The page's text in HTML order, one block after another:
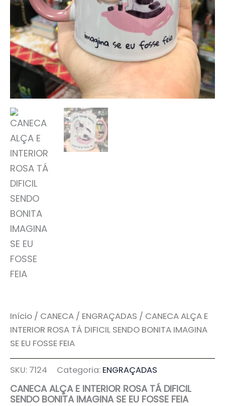
Início / CANECA / ENGRAÇADAS / CANECA ALÇA E
INTERIOR ROSA TÁ DIFICIL SENDO BONITA IMAGINA
SE EU FOSSE FEIA
SKU: 7124 Categoria: ENGRAÇADAS
CANECA ALÇA E INTERIOR ROSA TÁ DIFICIL
SENDO BONITA IMAGINA SE EU FOSSE FEIA